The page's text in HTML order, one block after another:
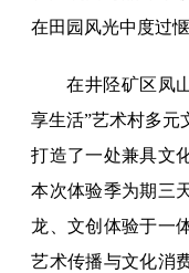
在田园风光中度过惬
在井陉矿区凤
享生活”艺术村多元
打造了一处兼具文
本次体验季为期三
龙、文创体验于一
艺术传播与文化消